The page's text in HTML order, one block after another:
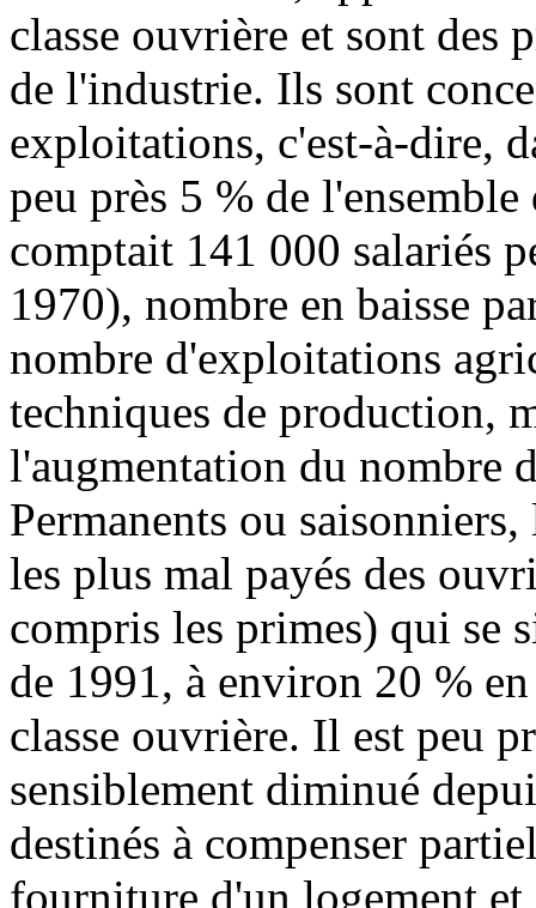
classe ouvrière et sont des
de l'industrie. Ils sont
exploitations, c'est-à-dire,
peu près 5 % de
comptait 141 000 salariés
1970), nombre en baisse
nombre d'exploitations
techniques de production,
l'augmentation du nombre
Permanents ou
les plus mal payés des
compris les primes) qui se
de 1991, à environ 20 %
classe ouvrière. Il est peu
sensiblement diminué
destinés à compenser
fourniture d'un logement